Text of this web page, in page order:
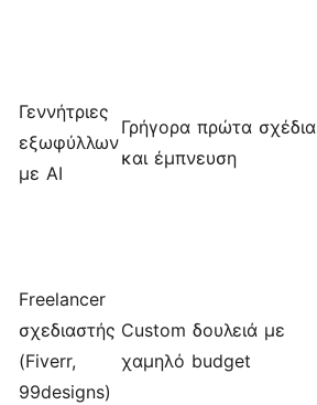
Γεννήτριες
εξωφύλλων
με AI
Γρήγορα πρώτα σχέδια
και έμπνευση
Freelancer
σχεδιαστής
(Fiverr,
99designs)
Custom δουλειά με
χαμηλό budget